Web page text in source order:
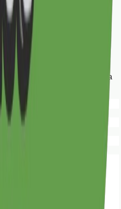
Retornaremos o mais breve
sobre pedidos, descreva
para agilizar o retorno.